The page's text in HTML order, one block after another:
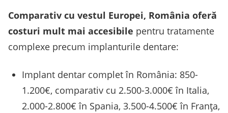
Comparativ cu vestul Europei, România oferă
costuri mult mai accesibile pentru tratamente
complexe precum implanturile dentare:
Implant dentar complet în România: 850-
1.200€, comparativ cu 2.500-3.000€ în Italia,
2.000-2.800€ în Spania, 3.500-4.500€ în Franța,